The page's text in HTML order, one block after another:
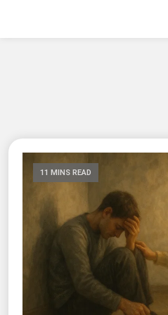
11 MINS READ